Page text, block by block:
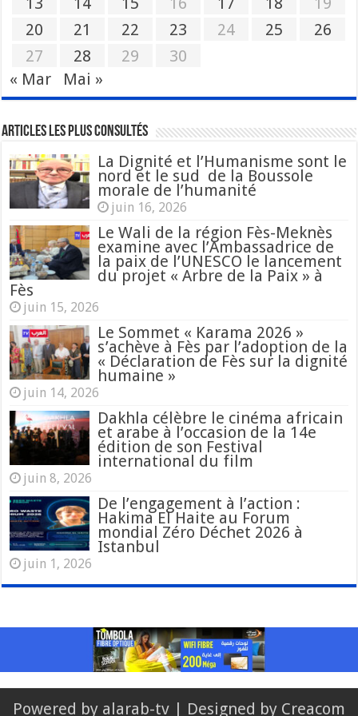
20
21 22 23 24 25
26
27
28 29
30
« Mar
Mai »
Articles les plus consultés
La Dignité et l’Humanisme sont le
nord et le sud de la Boussole
morale de l’humanité
juin 16, 2026
Le Wali de la région Fès-Meknès
examine avec l’Ambassadrice de
la paix de l’UNESCO le lancement
du projet « Arbre de la Paix » à
Fès
juin 15, 2026
Le Sommet « Karama 2026 »
s’achève à Fès par l’adoption de la
« Déclaration de Fès sur la dignité
humaine »
juin 14, 2026
Dakhla célèbre le cinéma africain
et arabe à l’occasion de la 14e
édition de son Festival
international du film
juin 8, 2026
De l’engagement à l’action :
Hakima El Haite au Forum
mondial Zéro Déchet 2026 à
Istanbul
juin 1, 2026
Powered by alarab-tv | Designed by Creacom